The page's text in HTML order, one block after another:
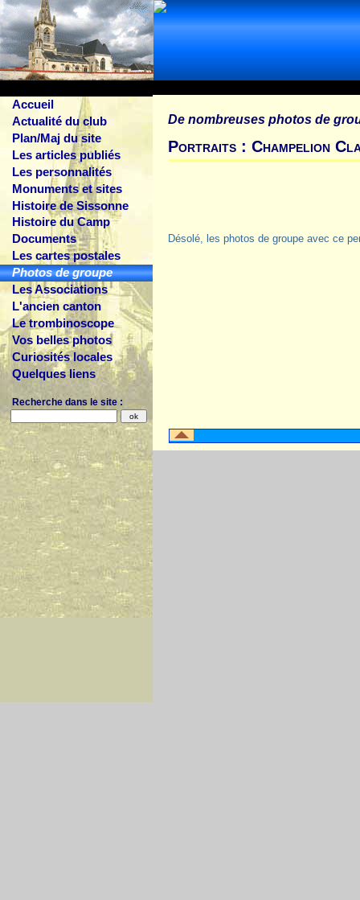
Accueil
Actualité du club
Plan/Maj du site
Les articles publiés
Les personnalités
Monuments et sites
Histoire de Sissonne
Histoire du Camp
Documents
Les cartes postales
Photos de groupe
Les Associations
L'ancien canton
Le trombinoscope
Vos belles photos
Curiosités locales
Quelques liens
Recherche dans le site :
De nombreuses photos de
Portraits : Champelion
Désolé, les photos de groupe avec ce